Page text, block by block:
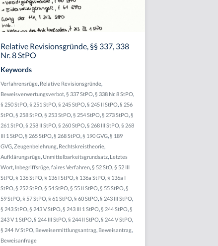
Relative Revisionsgründe, §§ 337, 338
Nr. 8 StPO
Keywords
Verfahrensrüge, Relative Revisionsgründe,
Beweisverwertungsverbot,§ 337 StPO,§ 338 Nr. 8 StPO,
§ 250 StPO,§ 251 StPO,§ 245 StPO,§ 245 II StPO,§ 256
StPO,§ 258 StPO,§ 253 StPO,§ 254 StPO,§ 273 StPO,§
261 StPO,§ 258 II StPO,§ 260 StPO,§ 268 III StPO,§ 268
III 1 StPO,§ 265 StPO,§ 268 StPO,§ 190 GVG,§ 189
GVG,Zeugenbelehrung, Rechtskreistheorie,
Aufklärungsrüge, Unmittelbarkeitsgrundsatz, Letztes
Wort, Inbegriffsrüge,faires Verfahren,§ 52 StO,§ 52 III
StPO,§ 136 StPO,§ 136 I StPO,§ 136a StPO,§ 136a I
StPO,§ 252 StPO,§ 54 StPO,§ 55 II StPO,§ 55 StPO,§
59 StPO,§ 57 StPO,§ 61 StPO,§ 60 StPO,§ 243 III StPO,
§ 243 StPO,§ 243 V StPO,§ 243 III 1 StPO,§ 244 StPO,§
243 V 1 StPO,§ 244 III StPO,§ 244 II StPO,§ 244 V StPO,
§ 244 IV StPO, Beweisermittlungsantrag, Beweisantrag,
Beweisanfrage